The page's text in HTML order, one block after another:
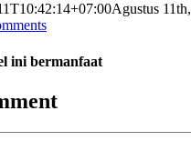
Agustus 11th,
ini bermanfaat